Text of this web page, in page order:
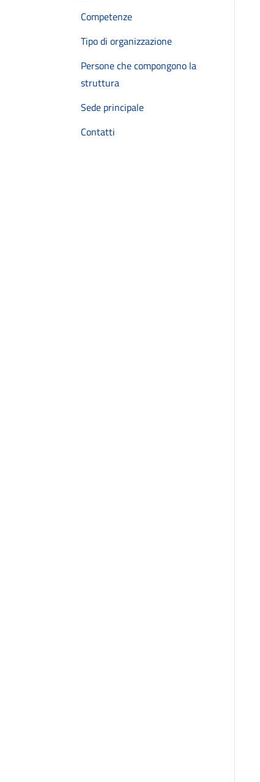
Competenze
Tipo di organizzazione
Persone che compongono la
struttura
Sede principale
Contatti